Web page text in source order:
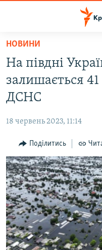
Перейти
основного
матеріалу
Перейти
до
основної
навігації
Перейти
до
пошуку
ВОДА.КРИМ
ВІДЕО ТА ФОТО
БЛОГИ
ПОГЛЯД
ІНТЕРВ'Ю
ВСЕ ЗА ДЕНЬ
СПЕЦПРОЕКТИ
ДЕПОРТАЦІЯ
ВІДЕОУРОКИ «ELIFBE»
ЯК ОБІЙТИ
Русский
НОВИНИ
На півдні
залишається
ДСНС
18 червень 2023, 11:14
Поділитись